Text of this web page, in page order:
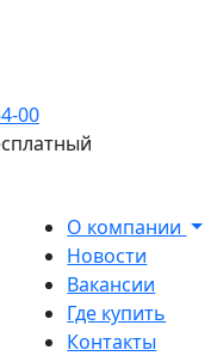
00
О компании
Новости
Вакансии
Где купить
Контакты